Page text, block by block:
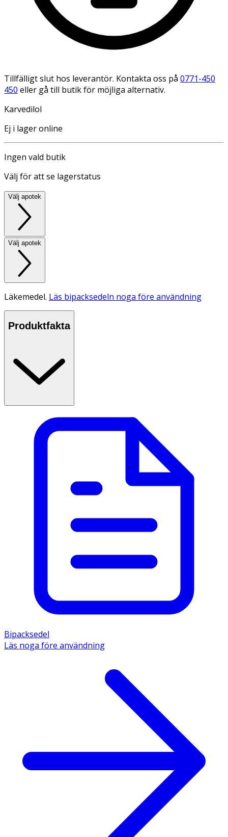
Tillfälligt slut hos leverantör. Kontakta oss på 0771-450
450 eller gå till butik för möjliga alternativ.
Karvedilol
Ej i lager online
Ingen vald butik
Välj för att se lagerstatus
Välj apotek
Välj apotek
Läkemedel. Läs bipacksedeln noga före användning
Produktfakta
Bipacksedel
Läs noga före användning